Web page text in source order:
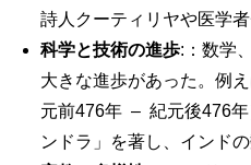
詩人クーティリヤや医学
科学と技術の進歩:：数学
大きな進歩があった。例
元前476年 – 紀元後476
ンドラ」を著し、インド